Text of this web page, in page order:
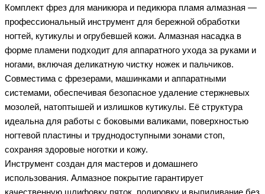
Комплект фрез для маникюра и педикюра пламя алмазная —
профессиональный инструмент для бережной обработки
ногтей, кутикулы и огрубевшей кожи. Алмазная насадка в
форме пламени подходит для аппаратного ухода за руками и
ногами, включая деликатную чистку ножек и пальчиков.
Совместима с фрезерами, машинками и аппаратными
системами, обеспечивая безопасное удаление стержневых
мозолей, натоптышей и излишков кутикулы. Её структура
идеальна для работы с боковыми валиками, поверхностью
ногтевой пластины и труднодоступными зонами стоп,
сохраняя здоровые ноготки и кожу.
Инструмент создан для мастеров и домашнего
использования. Алмазное покрытие гарантирует